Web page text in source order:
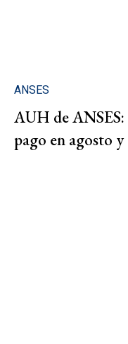
ANSES
AUH de
pago en agosto